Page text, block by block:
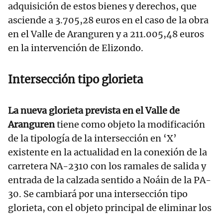
adquisición de estos bienes y derechos, que
asciende a 3.705,28 euros en el caso de la obra
en el Valle de Aranguren y a 211.005,48 euros
en la intervención de Elizondo.
Intersección tipo glorieta
La nueva glorieta prevista en el Valle de
Arangurentiene como objeto la modificación
de la tipología de la intersección en ‘X’
existente en la actualidad en la conexión de la
carretera NA-2310 con los ramales de salida y
entrada de la calzada sentido a Noáin de la PA-
30. Se cambiará por una intersección tipo
glorieta, con el objeto principal de eliminar los